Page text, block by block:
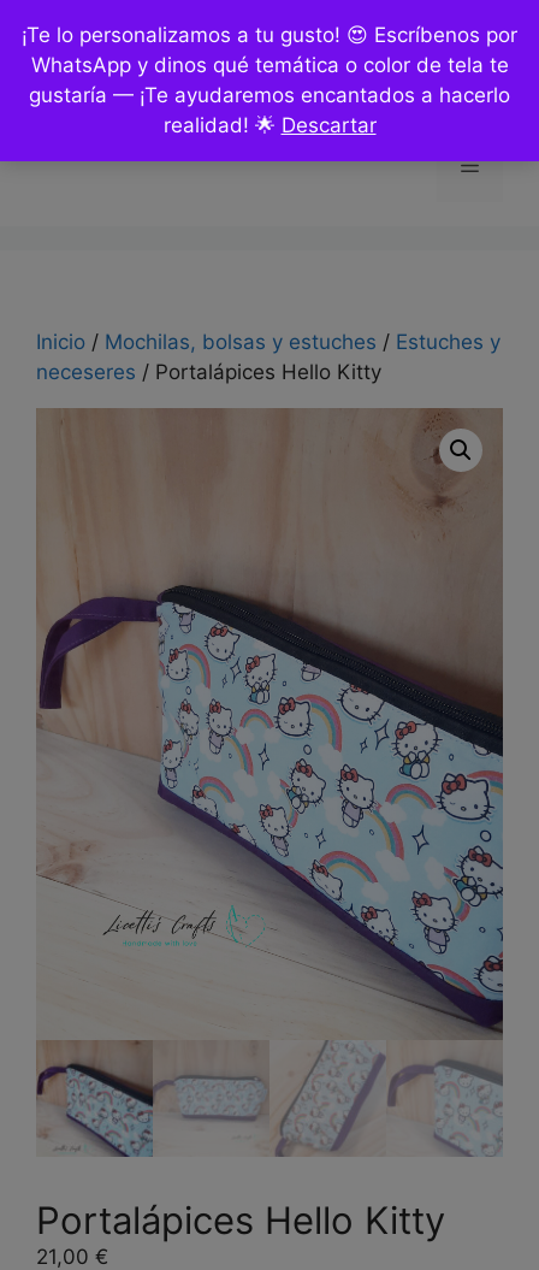
¡Te lo personalizamos a tu gusto! 😍 Escríbenos por
WhatsApp y dinos qué temática o color de tela te
gustaría — ¡Te ayudaremos encantados a hacerlo
realidad! 🌟 Descartar
contenido
Menú
Inicio / Mochilas, bolsas y estuches / Estuches y
neceseres / Portalápices Hello Kitty
Portalápices Hello Kitty
21,00 €